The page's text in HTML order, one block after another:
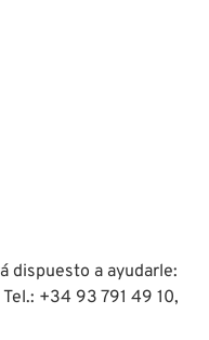
dispuesto a ayudarle:
+34 93 791 49 10,